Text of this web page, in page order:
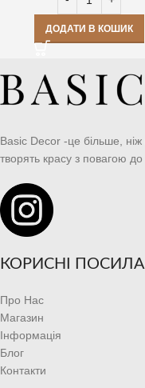
ДОДАТИ В КОШИК
Basic Decor -це більше,
творять красу з повагою
КОРИСНІ
Про Нас
Магазин
Інформація
Блог
Контакти